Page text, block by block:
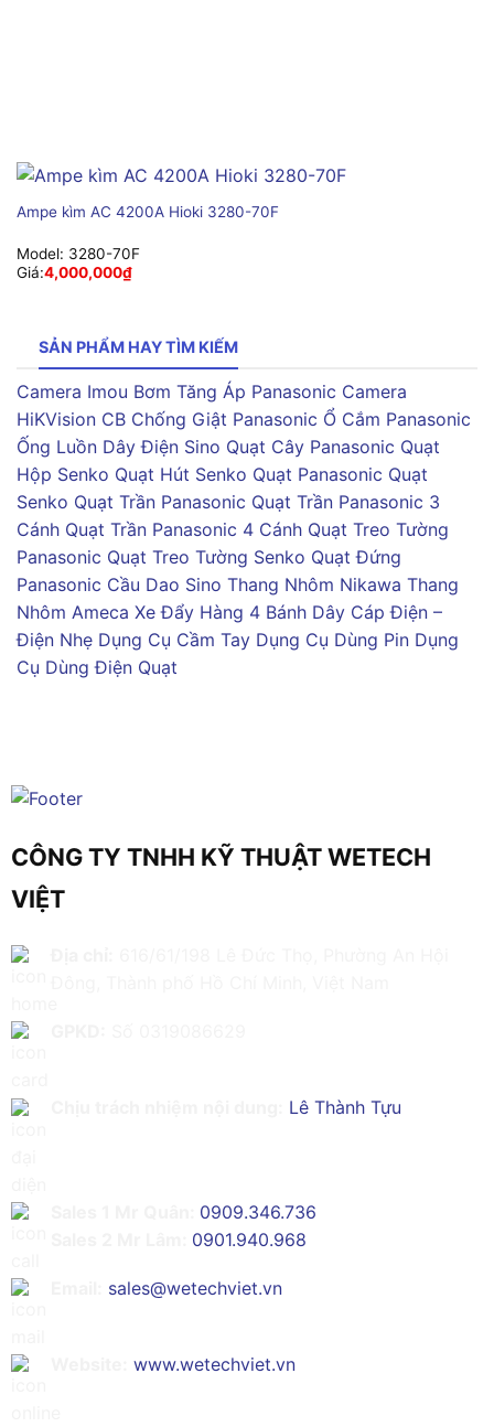
Ampe kìm AC 4200A Hioki 3280-70F
Model: 3280-70F
Giá:4,000,000₫
SẢN PHẨM HAY TÌM KIẾM
Camera Imou Bơm Tăng Áp Panasonic Camera
HiKVision CB Chống Giật Panasonic Ổ Cắm Panasonic
Ống Luồn Dây Điện Sino Quạt Cây Panasonic Quạt
Hộp Senko Quạt Hút Senko Quạt Panasonic Quạt
Senko Quạt Trần Panasonic Quạt Trần Panasonic 3
Cánh Quạt Trần Panasonic 4 Cánh Quạt Treo Tường
Panasonic Quạt Treo Tường Senko Quạt Đứng
Panasonic Cầu Dao Sino Thang Nhôm Nikawa Thang
Nhôm Ameca Xe Đẩy Hàng 4 Bánh Dây Cáp Điện –
Điện Nhẹ Dụng Cụ Cầm Tay Dụng Cụ Dùng Pin Dụng
Cụ Dùng Điện Quạt
CÔNG TY TNHH KỸ THUẬT WETECH
VIỆT
Lê Thành Tựu
0909.346.736
0901.940.968
sales@wetechviet.vn
www.wetechviet.vn